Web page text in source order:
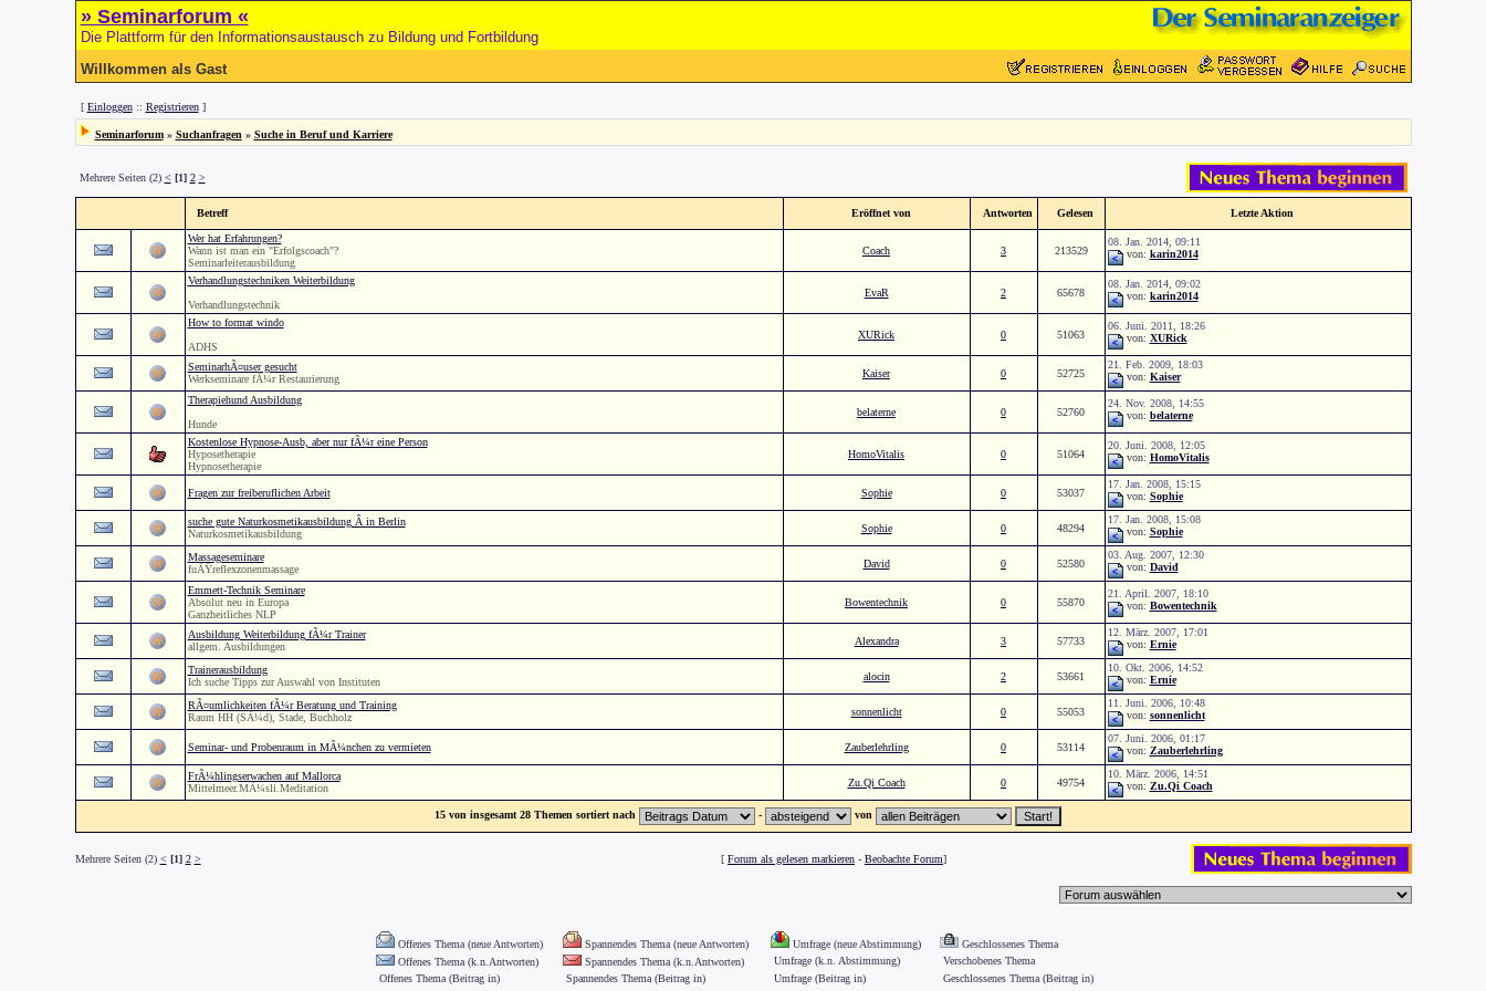
» Seminarforum «
Die Plattform für den Informationsaustausch zu Bildung und Fortbildung
Willkommen als Gast
[ Einloggen:: Registrieren]
Seminarforum» Suchanfragen » Suche in Beruf und Karriere
Mehrere Seiten (2) < [1] 2 >
Betreff Eröffnet von Antworten Gelesen Letzte Aktion
Wer hat Erfahrungen?
Wann ist man ein "Erfolgscoach"?
Seminarleiterausbildung
Coach 3 213529
08. Jan. 2014, 09:11
von: karin2014
Verhandlungstechniken Weiterbildung
Verhandlungstechnik
EvaR 2 65678
08. Jan. 2014, 09:02
von: karin2014
How to format windo
ADHS
XURick 0 51063
06. Juni. 2011, 18:26
von: XURick
SeminarhÃ¤user gesucht
Werkseminare fÃ¼r Restaurierung
Kaiser 0 52725
21. Feb. 2009, 18:03
von: Kaiser
Therapiehund Ausbildung
Hunde
belaterne 0 52760
24. Nov. 2008, 14:55
von: belaterne
Kostenlose Hypnose-Ausb, aber nur fÃ¼r eine Person
Hyposetherapie
Hypnosetherapie
HomoVitalis 0 51064
20. Juni. 2008, 12:05
von: HomoVitalis
Fragen zur freiberuflichen Arbeit Sophie 0 53037
17. Jan. 2008, 15:15
von: Sophie
suche gute Naturkosmetikausbildung Â in Berlin
Naturkosmetikausbildung
Sophie 0 48294
17. Jan. 2008, 15:08
von: Sophie
Massageseminare
fuÃŸreflexzonenmassage
David 0 52580
03. Aug. 2007, 12:30
von: David
Emmett-Technik Seminare
Absolut neu in Europa
Ganzheitliches NLP
Bowentechnik 0 55870
21. April. 2007, 18:10
von: Bowentechnik
Ausbildung Weiterbildung fÃ¼r Trainer
allgem. Ausbildungen
Alexandra 3 57733
12. März. 2007, 17:01
von: Ernie
Trainerausbildung
Ich suche Tipps zur Auswahl von Instituten
alocin 2 53661
10. Okt. 2006, 14:52
von: Ernie
RÃ¤umlichkeiten fÃ¼r Beratung und Training
Raum HH (SÃ¼d), Stade, Buchholz
sonnenlicht 0 55053
11. Juni. 2006, 10:48
von: sonnenlicht
Seminar- und Probenraum in MÃ¼nchen zu vermieten Zauberlehrling 0 53114
07. Juni. 2006, 01:17
von: Zauberlehrling
FrÃ¼hlingserwachen auf Mallorca
Mittelmeer.MÃ¼sli.Meditation
Zu.Qi Coach 0 49754
10. März. 2006, 14:51
von: Zu.Qi Coach
15 von insgesamt 28 Themen sortiert nach - von
Mehrere Seiten (2) < [1] 2 > [ Forum als gelesen markieren - Beobachte Forum]
Offenes Thema (neue Antworten) Spannendes Thema (neue Antworten) Umfrage (neue Abstimmung)
Geschlossenes Thema
Offenes Thema (k.n.Antworten)
Spannendes Thema (k.n.Antworten) Umfrage (k.n. Abstimmung)
Verschobenes Thema
Offenes Thema (Beitrag in)
Spannendes Thema (Beitrag in) Umfrage (Beitrag in) Geschlossenes Thema (Beitrag in)